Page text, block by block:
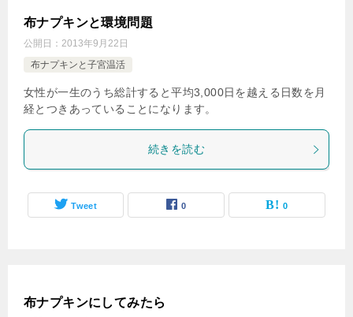
布ナプキンと環境問題
公開日： 2013年9月22日
布ナプキンと子宮温活
女性が一生のうち総計すると平均3,000日を越える日数を月
経とつきあっていることになります。
続きを読む
Tweet 0 0
布ナプキンにしてみたら